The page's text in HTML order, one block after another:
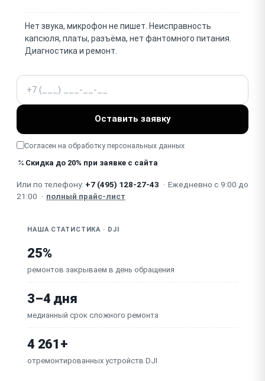
разряжается (аккумулятор)
Для беспроводных: помехи / прерывания сигнала
(интерференция)
Повреждена решётка / корпус (вмятина,
деформация)
Для DJI Mic: не работает запись на встроенную
память
Зависает / сбой прошивки (беспроводные
микрофоны)
Нет звука, микрофон не пишет. Неисправность
капсюля, платы, разъёма, нет фантомного питания.
Диагностика и ремонт.
Телефон
Оставить заявку
Согласен на обработку персональных данных
Скидка до 20% при заявке с сайта
Или по телефону: +7 (495) 128-27-43 · Ежедневно с 9:00 до
21:00 · полный прайс-лист
НАША СТАТИСТИКА · DJI
25%
ремонтов закрываем в день обращения
3–4 дня
медианный срок сложного ремонта
4 261+
отремонтированных устройств DJI